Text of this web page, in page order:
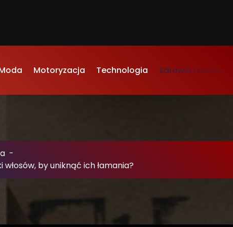
Motoryzacja Technologia Zdrowie i uroda
-
by uniknąć ich łamania?